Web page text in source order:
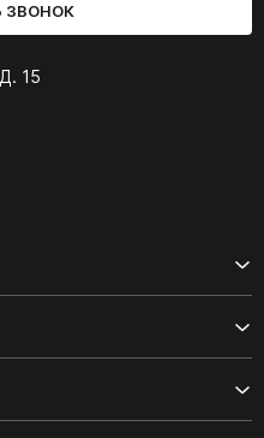
ЗВОНОК
15